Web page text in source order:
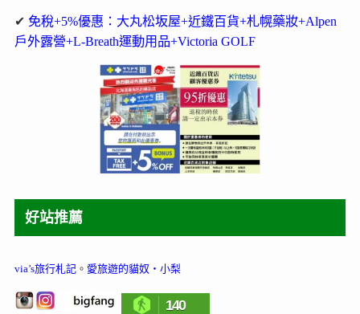
✔ 免稅+5%優惠：大丸松坂屋+近鐵百貨+札幌藥妝+Alpen
戶外露營+L-Breath運動用品+Victoria GOLF
好站推薦
via’s旅行札記。 愛旅遊的貓奴‧小梨
140